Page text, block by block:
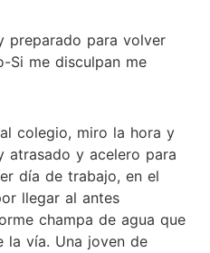
preparado para volver
Si me disculpan me
colegio, miro la hora y
atrasado y acelero para
día de trabajo, en el
llegar al antes
champa de agua que
la vía. Una joven de